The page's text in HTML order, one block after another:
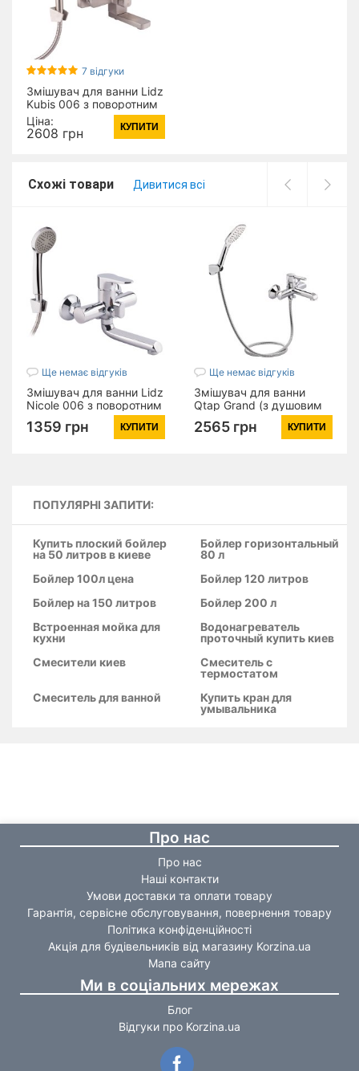
7 відгуки
Змішувач для ванни Lidz
Kubis 006 з поворотним
виливом (з душовим
гарнітуром) (k35)
LDKUB006NKS28536
Ціна:
2608 грн КУПИТИ
Схожі товари Дивитися всі
Ще немає відгуків
Змішувач для ванни Lidz
Nicole 006 з поворотним
виливом (з душовим
гарнітуром) (k35)
LDNIC006CRM22139
1359 грн КУПИТИ
Ще немає відгуків
Змішувач для ванни
Qtap Grand (з душовим
гарнітуром)
QTGRACRM006 Chrome
2565 грн КУПИТИ
ПОПУЛЯРНІ ЗАПИТИ:
Купить плоский бойлер
на 50 литров в киеве
Бойлер горизонтальный
80 л
Бойлер 100л цена
Бойлер 120 литров
Бойлер на 150 литров
Бойлер 200 л
Встроенная мойка для
кухни
Водонагреватель
проточный купить киев
Смесители киев
Смеситель с
термостатом
Смеситель для ванной
Купить кран для
умывальника
Про нас
Про нас
Наші контакти
Умови доставки та оплати товару
Гарантія, сервісне обслуговування, повернення товару
Політика конфіденційності
Акція для будівельників від магазину Korzina.ua
Мапа сайту
Ми в соціальних мережах
Блог
Відгуки про Korzina.ua